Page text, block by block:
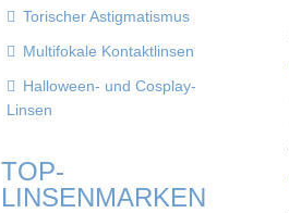
Torischer Astigmatismus
Multifokale Kontaktlinsen
Halloween- und Cosplay-
Linsen
TOP-
LINSENMARKEN